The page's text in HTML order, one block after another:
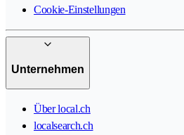
Cookie-Einstellungen
Unternehmen
Über local.ch
localsearch.ch